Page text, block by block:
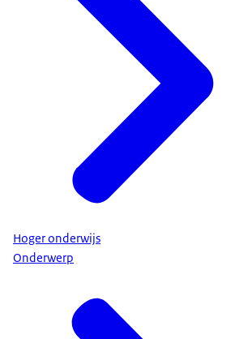
Hoger onderwijs
Onderwerp